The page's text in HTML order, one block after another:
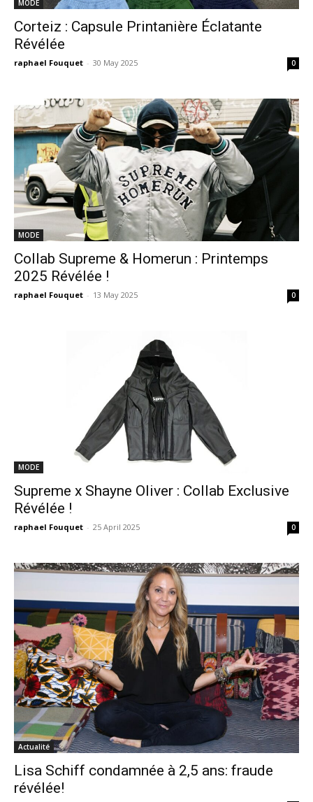
MODE
Corteiz : Capsule Printanière Éclatante
Révélée
raphael Fouquet - 30 May 2025 0
MODE
Collab Supreme & Homerun : Printemps
2025 Révélée !
raphael Fouquet - 13 May 2025 0
MODE
Supreme x Shayne Oliver : Collab Exclusive
Révélée !
raphael Fouquet - 25 April 2025 0
Actualité
Lisa Schiff condamnée à 2,5 ans: fraude
révélée!